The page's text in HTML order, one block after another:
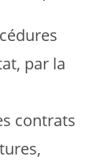
par la
contrats